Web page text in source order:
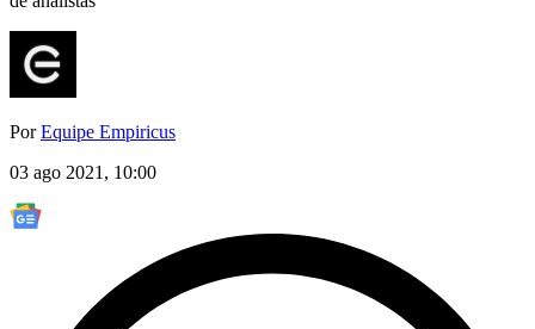
PorEquipe Empiricus
03 ago 2021, 10:00